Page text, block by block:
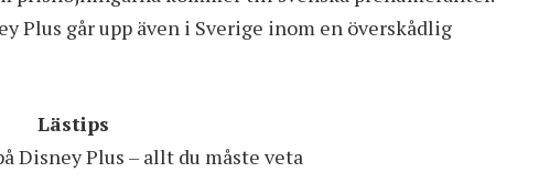
Plus går upp även i Sverige inom en överskådlig
Lästips
Disney Plus – allt du måste veta